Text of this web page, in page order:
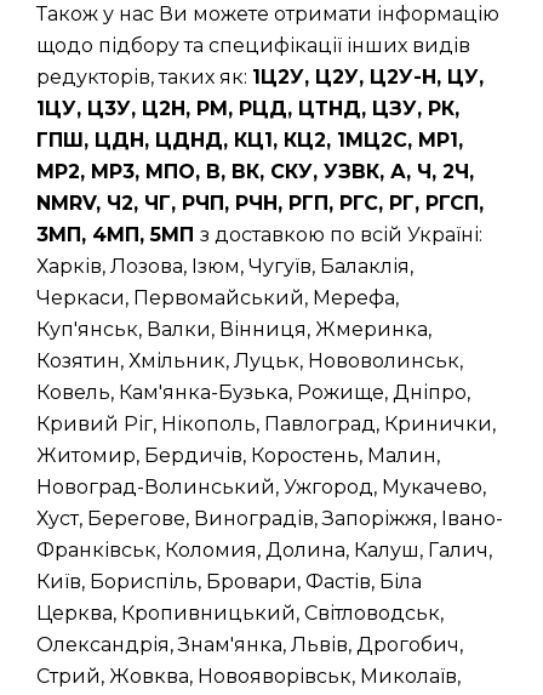
Також у нас Ви можете отримати інформацію
щодо підбору та специфікації інших видів
редукторів, таких як: 1Ц2У, Ц2У, Ц2У-Н, ЦУ,
1ЦУ, Ц3У, Ц2Н, РМ, РЦД, ЦТНД, ЦЗУ, РК,
ГПШ, ЦДН, ЦДНД, КЦ1, КЦ2, 1МЦ2С, МР1,
МР2, МР3, МПО, В, ВК, СКУ, УЗВК, А, Ч, 2Ч,
NMRV, Ч2, ЧГ, РЧП, РЧН, РГП, РГС, РГ, РГСП,
3МП, 4МП, 5МП з доставкою по всій Україні:
Харків, Лозова, Ізюм, Чугуїв, Балаклія,
Черкаси, Первомайський, Мерефа,
Куп'янськ, Валки, Вінниця, Жмеринка,
Козятин, Хмільник, Луцьк, Нововолинськ,
Ковель, Кам'янка-Бузька, Рожище, Дніпро,
Кривий Ріг, Нікополь, Павлоград, Кринички,
Житомир, Бердичів, Коростень, Малин,
Новоград-Волинський, Ужгород, Мукачево,
Хуст, Берегове, Виноградів, Запоріжжя, Івано-
Франківськ, Коломия, Долина, Калуш, Галич,
Київ, Бориспіль, Бровари, Фастів, Біла
Церква, Кропивницький, Світловодськ,
Олександрія, Знам'янка, Львів, Дрогобич,
Стрий, Жовква, Новояворівськ, Миколаїв,